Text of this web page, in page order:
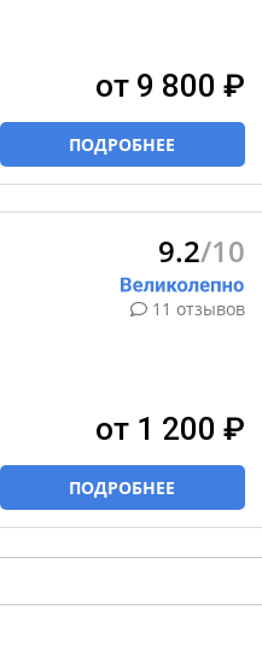
от 9 800 ₽
ПОДРОБНЕЕ
9.2/10
11 отзывов
от 1 200 ₽
ПОДРОБНЕЕ